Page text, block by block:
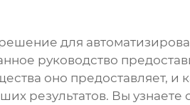
для
руководство
оно предоставляет, и
результатов. Вы